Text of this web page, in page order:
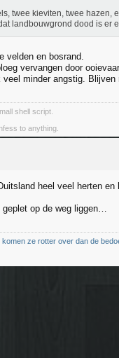
twee kieviten, twee hazen,
landbouwgrond dood is er
velden en bosrand.
vervangen door
minder angstig.
shell script.
to anything.
heel veel herten
geplet op de weg liggen…
ze rotter over dan de